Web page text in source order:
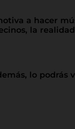
a hacer
la
lo podrás